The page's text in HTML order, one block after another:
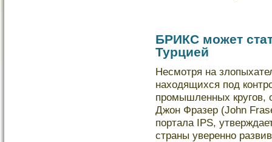
БРИКС может
Турцией
Несмотря на
находящихся под
промышленных кругов,
Джон Фразер (John
портала IPS,
страны уверенно